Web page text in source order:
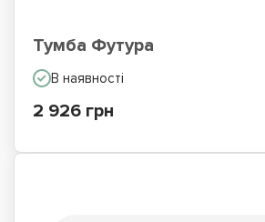
Тумба Футура
В наявності
2 926 грн